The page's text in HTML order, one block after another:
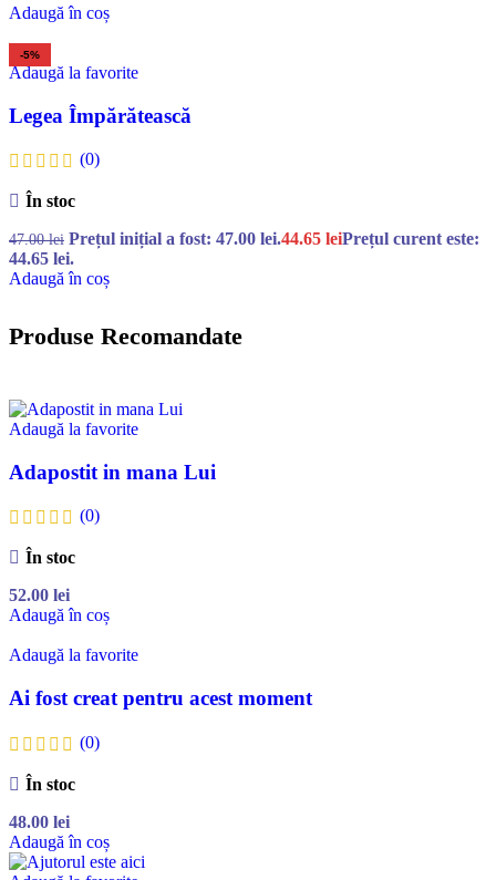
Adaugă în coș
-5%
Adaugă la favorite
Legea Împărătească
(0)
În stoc
47.00lei Prețul inițial a fost: 47.00 lei.44.65 leiPrețul curent este:
44.65 lei.
Adaugă în coș
Produse Recomandate
Adaugă la favorite
Adapostit in mana Lui
(0)
În stoc
52.00 lei
Adaugă în coș
Adaugă la favorite
Ai fost creat pentru acest moment
(0)
În stoc
48.00 lei
Adaugă în coș